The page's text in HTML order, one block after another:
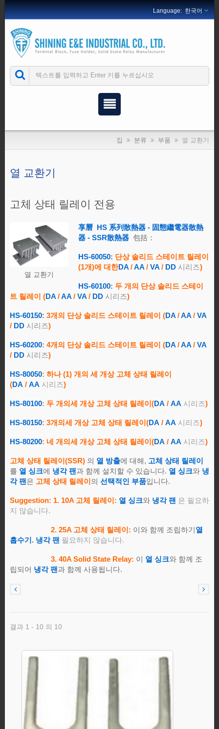
한국어
집 분류 부품 열 교환기
열 교환기
고체 상태 릴레이 전용
열 교환기
享曆 HS 系列散熱器 - 固態繼電器散熱
器 - SSR散熱器 包括：
HS-60050: 단상 솔리드 스테이트 릴레이
(1개)에 대한DA /AA / VA / DD 시리즈)
HS-60100: 두 개의 단상 솔리드 스테이
트 릴레이 (DA /AA / VA / DD 시리즈)
HS-60150: 3개의 단상 솔리드 스테이트 릴레이 (DA /AA / VA
/ DD 시리즈)
HS-60200: 4개의 단상 솔리드 스테이트 릴레이 (DA /AA / VA
/ DD 시리즈)
HS-80050: 하나 (1) 개의 세 개상 고체 상태 릴레이
(DA / AA 시리즈)
HS-80100: 두 개의세 개상 고체 상태 릴레이(DA / AA 시리즈)
HS-80150: 3개의세 개상 고체 상태 릴레이(DA / AA 시리즈)
HS-80200: 네 개의세 개상 고체 상태 릴레이(DA / AA 시리즈)
고체 상태 릴레이(SSR) 의 열 방출에 대해, 고체 상태 릴레이
를 열 싱크에 냉각 팬과 함께 설치할 수 있습니다. 열 싱크와 냉
각 팬은 고체 상태 릴레이의 선택적인 부품입니다.
Suggestion: 1. 10A 고체 릴레이: 열 싱크와 냉각 팬 은 필요하
지 않습니다.
2. 25A 고체 상태 릴레이: 이와 함께 조립하기열
흡수기. 냉각 팬 필요하지 않습니다.
3. 40A Solid State Relay: 이 열 싱크와 함께 조
립되어 냉각 팬과 함께 사용됩니다.
결과 1 - 10 의 10